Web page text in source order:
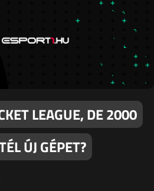
LEAGUE, DE 2000
ÚJ GÉPET?